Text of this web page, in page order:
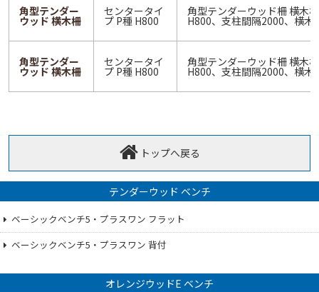
角型テンダー
ウッド 横木柵
センタータイ
プ P種 H800
角型テンダーウッド柵 横木柵
H800、支柱間隔2000、横木
角型テンダー
ウッド 横木柵
センタータイ
プ P種 H800
角型テンダーウッド柵 横木柵
H800、支柱間隔2000、横木
トップへ戻る
テンダーウッド ベンチ
ベーシックベンチ5・プラスワン フラット
ベーシックベンチ5・プラスワン 背付
オレンジウッドE ベンチ